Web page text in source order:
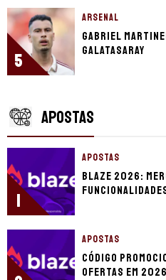
5
ARSENAL
Gabriel
Galatasaray
APOSTAS
1
APOSTAS
Blaze 2026:
APOSTAS
Código
ofertas em 2026